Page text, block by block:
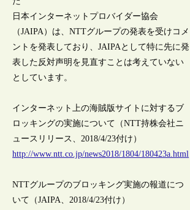
日本インターネットプロバイダー協会
（JAIPA）は、NTTグループの発表を受けコメ
ントを発表しており、JAIPAとして特に先に発
表した反対声明を見直すことは考えていない
としています。
インターネット上の海賊版サイトに対するブ
ロッキングの実施について（NTT持株会社ニ
ュースリリース、2018/4/23付け）
http://www.ntt.co.jp/news2018/1804/180423a.html
NTTグループのブロッキング実施の報道につ
いて（JAIPA、2018/4/23付け）